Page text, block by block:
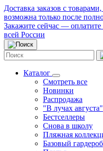
Доставка заказов с
возможна только после
Закажите сейчас —
всей России
Каталог
Смотреть все
Новинки
Распродажа
"В лучах августа"
Бестселлеры
Снова в школу
Пляжная
Базовый гардероб